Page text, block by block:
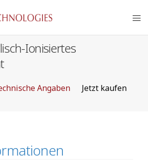
Ionisiertes
Angaben Jetzt kaufen